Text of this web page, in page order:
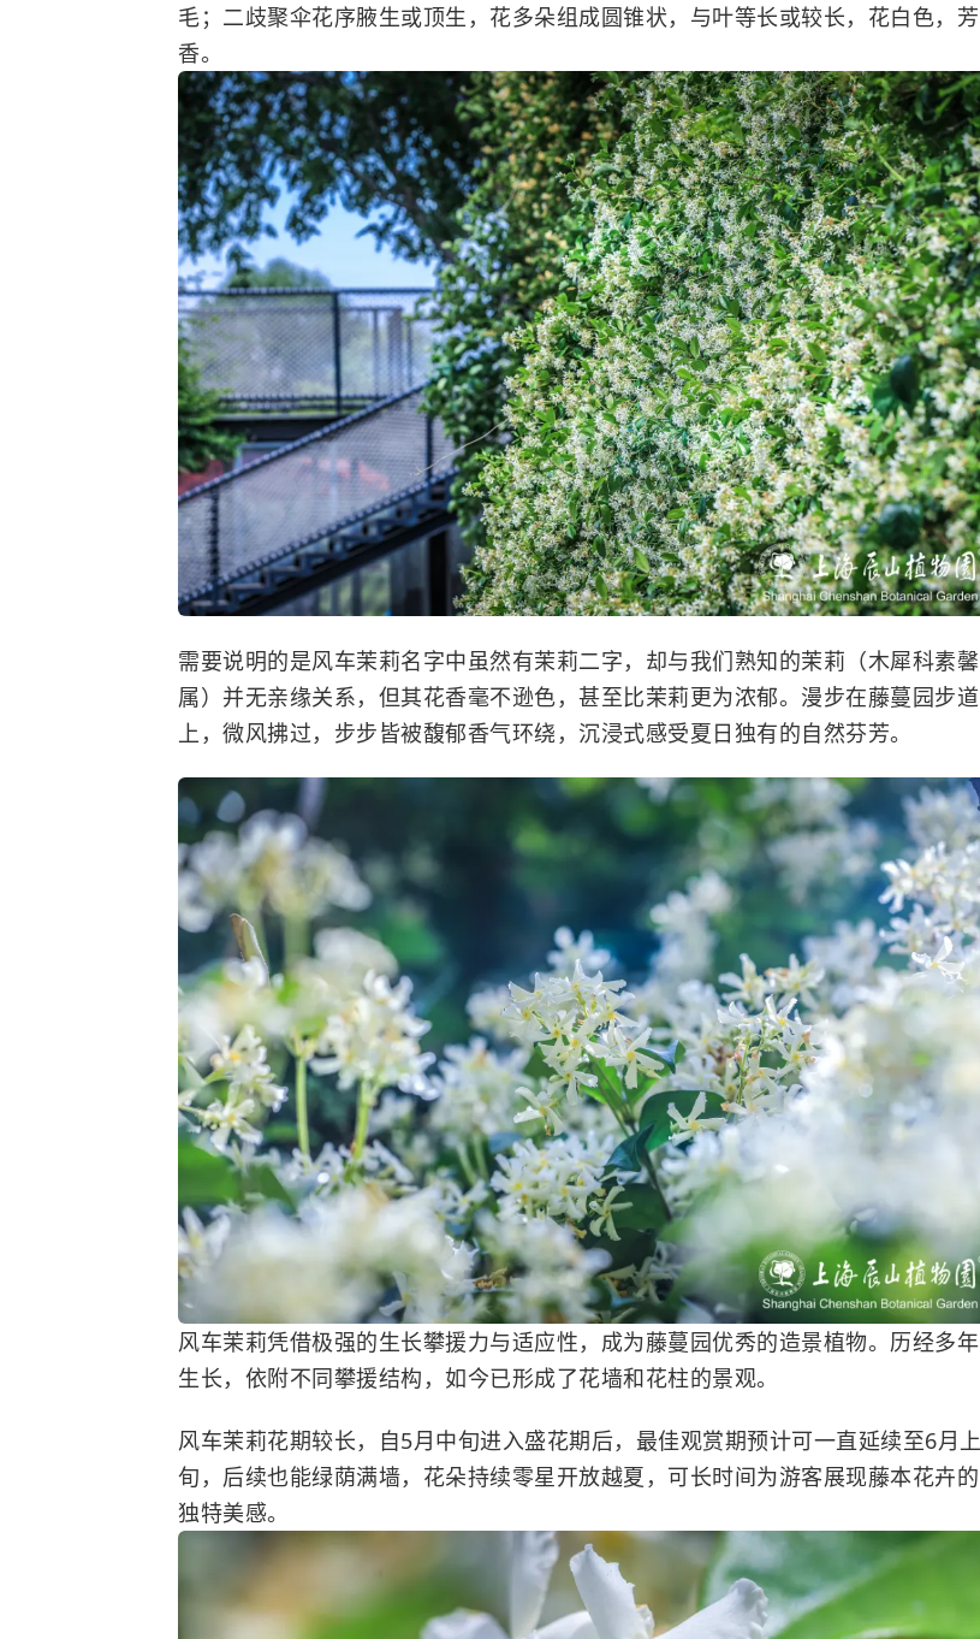
毛；二歧聚伞花序腋生或顶生，花多朵组成圆锥状，与叶等长或较长，花白色，芳
香。
需要说明的是风车茉莉名字中虽然有茉莉二字，却与我们熟知的茉莉（木犀科素馨
属）并无亲缘关系，但其花香毫不逊色，甚至比茉莉更为浓郁。漫步在藤蔓园步道
上，微风拂过，步步皆被馥郁香气环绕，沉浸式感受夏日独有的自然芬芳。
风车茉莉凭借极强的生长攀援力与适应性，成为藤蔓园优秀的造景植物。历经多年
生长，依附不同攀援结构，如今已形成了花墙和花柱的景观。
风车茉莉花期较长，自5月中旬进入盛花期后，最佳观赏期预计可一直延续至6月上
旬，后续也能绿荫满墙，花朵持续零星开放越夏，可长时间为游客展现藤本花卉的
独特美感。